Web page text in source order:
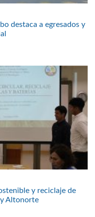
destaca a egresados y
y reciclaje de
Altonorte